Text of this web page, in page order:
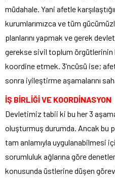
müdahale. Yani afetle
kurumlarımızca ve tüm
planlarını yapmak ve gerek
gerekse sivil toplum örgütlerinin
koordine etmek. 3’ncüsü ise;
sonra iyileştirme aşamalarını
İŞ BİRLİĞİ VE KOORDİNASYON
Devletimiz tabii ki bu her 3
oluşturmuş durumda. Ancak bu
tam anlamıyla uygulanabilmesi
sorumluluk ağlarına göre
konusunda üstlerine düşen